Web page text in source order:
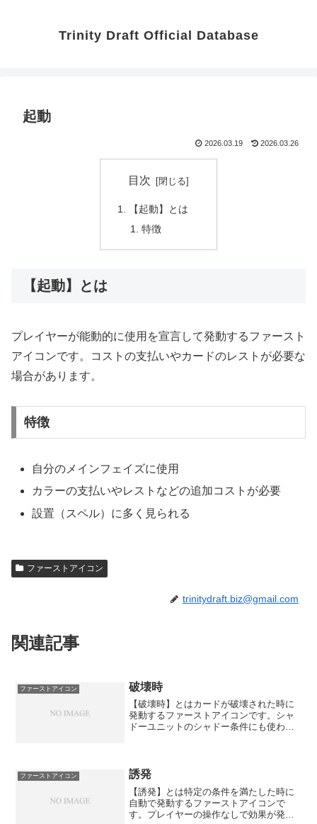
Trinity Draft Official Database
起動
2026.03.19 2026.03.26
目次
【起動】とは
特徴
【起動】とは
プレイヤーが能動的に使用を宣言して発動するファースト
アイコンです。コストの支払いやカードのレストが必要な
場合があります。
特徴
自分のメインフェイズに使用
カラーの支払いやレストなどの追加コストが必要
設置（スペル）に多く見られる
ファーストアイコン
trinitydraft.biz@gmail.com
関連記事
ファーストアイコン 破壊時
【破壊時】とはカードが破壊された時に
発動するファーストアイコンです。シャ
ドーユニットのシャドー条件にも使われ
ファーストアイコン 誘発
【誘発】とは特定の条件を満たした時に
自動で発動するファーストアイコンで
す。プレイヤーの操作なしで効果が発生